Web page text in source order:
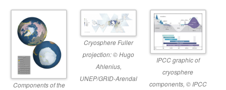
Components of the
Cryosphere Fuller
projection: © Hugo
Ahlenius,
UNEP/GRID-Arendal
IPCC graphic of
cryosphere
components, © IPCC